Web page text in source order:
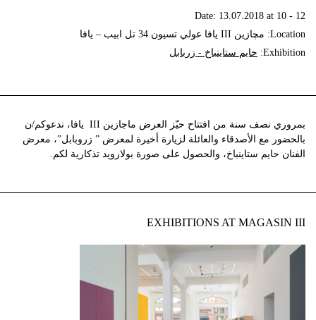
Date: 13.07.2018 at 10 - 12
Location: مچازين III يافا عولي تسيون 34 تل ابيب – يافا
Exhibition: حايم ستاينباخ - زربابل
بمروري نصف سنة من افتتاح حيّز العرض ماجازين III يافا، ندعوكم/ن
بالحضور مع الأصدقاء والعائلة لزيارة أخيرة لمعرض ” زروبابل”، معرض
الفنان حايم ستاينباخ، والحصول على صورة بولارويد تذكارية لكم.
EXHIBITIONS AT MAGASIN III